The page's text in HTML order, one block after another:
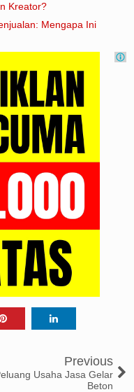
Kreator?
Mengapa Ini
Previous
Usaha Jasa Gelar
Beton